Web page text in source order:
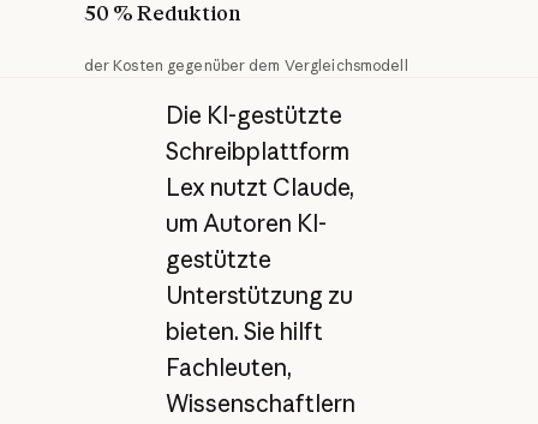
50 % Reduktion
der Kosten gegenüber dem Vergleichsmodell
Die KI-gestützte
Schreibplattform
Lex nutzt Claude,
um Autoren KI-
gestützte
Unterstützung zu
bieten. Sie hilft
Fachleuten,
Wissenschaftlern